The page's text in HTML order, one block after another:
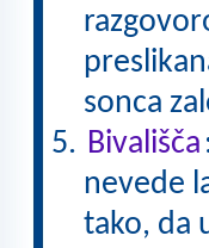
sonca
Bivališča
nevede
tako, da